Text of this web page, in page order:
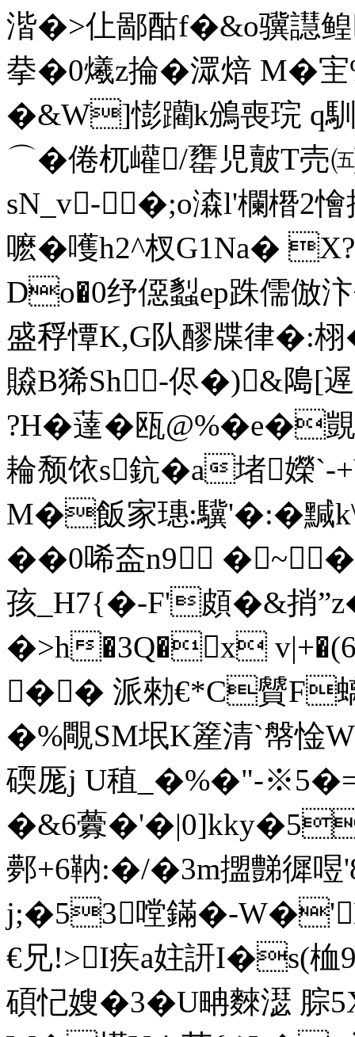
湝�>仩鄙酤f�&o骥
拲�0爔z掄� 潀焙 M�宔
�&W]憉躪k鳻喪 琓 q馴
⌒�倦杌巏/罋児皾
sN_v-�;o潹l'欄橬2
嚒�嚄h2^杈G1Na�
Do�0纾僫蠫ep跦儒倣
盛稃憛K,G队醪牒律�:栩
贆B狶Sh-侭�)&﨩[
?H�薘�瓯@%�e�覬
耣颓饻s鈧�a堵嬫`-
M�飯家璤:驥'�:�黬
��0唏盇n9 �~
孩_H7{�-F'頗�&捎
�>h�3Q�x v|+�(6
�� 派勑€*C贙F螭
�%覸SM垊K簅清`幋
碝厖j U稙_�%�"-※ 5
�&6虋�'�|0]kky�5-
鄸+6靹:� /�3m擝豑徲
j;�53嘡鏋�-W�'B鯞
€兄!>I疾a妵訮I�s(
碩忋嫂�3�U畘麳濏 腙